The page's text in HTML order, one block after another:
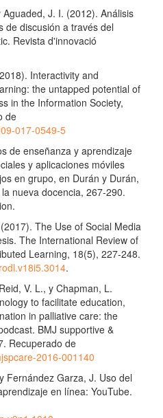
J. I. (2012). Análisis
de discusión a través del
Revista d'innovació
Interactivity and
the untapped potential of
in the Information Society,
de
017-0549-5
de enseñanza y aprendizaje
y aplicaciones móviles
en grupo, en Durán y Durán,
nueva docencia, 267-290.
The Use of Social Media
The International Review of
Learning, 18(5), 227-248.
.
V. L., y Chapman, L.
to facilitate education,
in palliative care: the
BMJ supportive &
Recuperado de
2016-001140
Fernández Garza, J. Uso del
en línea: YouTube.